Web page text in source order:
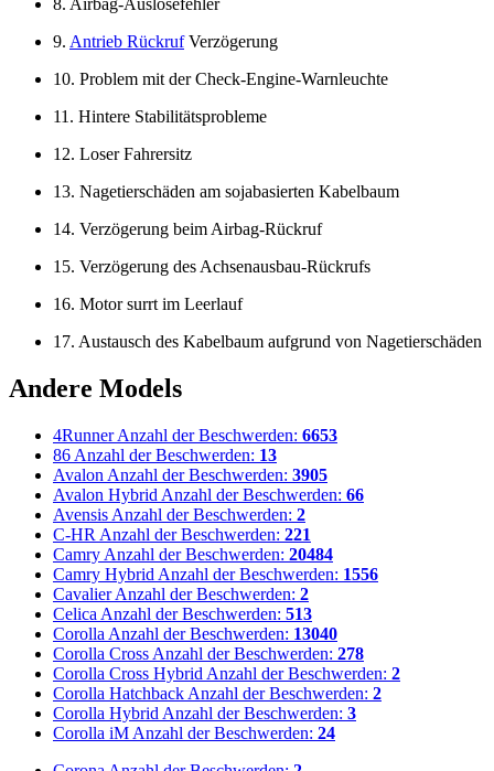
8. Airbag-Auslösefehler
9. Antrieb RückrufVerzögerung
10. Problem mit der Check-Engine-Warnleuchte
11. Hintere Stabilitätsprobleme
12. Loser Fahrersitz
13. Nagetierschäden am sojabasierten Kabelbaum
14. Verzögerung beim Airbag-Rückruf
15. Verzögerung des Achsenausbau-Rückrufs
16. Motor surrt im Leerlauf
17. Austausch des Kabelbaum aufgrund von Nagetierschäden
Andere Models
4Runner Anzahl der Beschwerden: 6653
86 Anzahl der Beschwerden: 13
Avalon Anzahl der Beschwerden: 3905
Avalon Hybrid Anzahl der Beschwerden: 66
Avensis Anzahl der Beschwerden: 2
C-HR Anzahl der Beschwerden: 221
Camry Anzahl der Beschwerden: 20484
Camry Hybrid Anzahl der Beschwerden: 1556
Cavalier Anzahl der Beschwerden: 2
Celica Anzahl der Beschwerden: 513
Corolla Anzahl der Beschwerden: 13040
Corolla Cross Anzahl der Beschwerden: 278
Corolla Cross Hybrid Anzahl der Beschwerden: 2
Corolla Hatchback Anzahl der Beschwerden: 2
Corolla Hybrid Anzahl der Beschwerden: 3
Corolla iM Anzahl der Beschwerden: 24